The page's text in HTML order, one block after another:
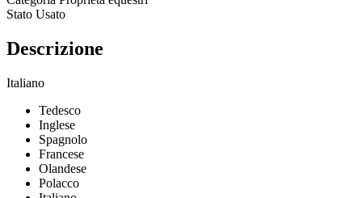
Stato Usato
Descrizione
Italiano
Tedesco
Inglese
Spagnolo
Francese
Olandese
Polacco